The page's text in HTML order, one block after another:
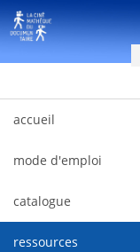
Saut au contenu
accueil
mode d'emploi
catalogue
ressources